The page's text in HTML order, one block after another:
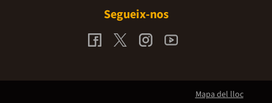
Segueix-nos
Mapa del lloc